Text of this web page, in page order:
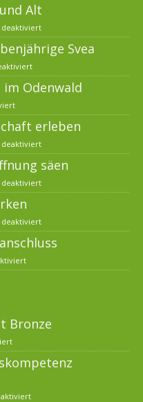
Alt
Svea
Odenwald
erleben
säen
Bronze